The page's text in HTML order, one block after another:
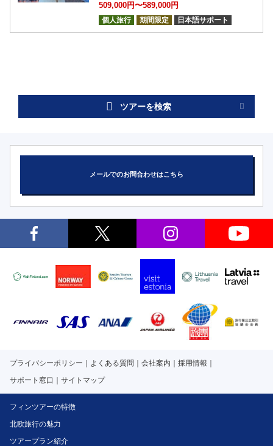
509,000円〜589,000円
個人旅行 期間限定 日本語サポート
ツアーを検索
メールでのお問合わせはこちら
プライバシーポリシー よくある質問 会社案内
採用情報
サポート窓口
サイトマップ
フィンツアーの特徴
北欧旅行の魅力
ツアープラン紹介